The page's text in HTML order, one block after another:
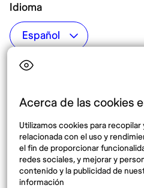
Acerca de las cookies
Utilizamos cookies para recopilar
relacionada con el uso y
el fin de proporcionar
redes sociales, y mejorar y
contenido y la publicidad de
información
Idioma
Top destinos
México
España
Síguenos